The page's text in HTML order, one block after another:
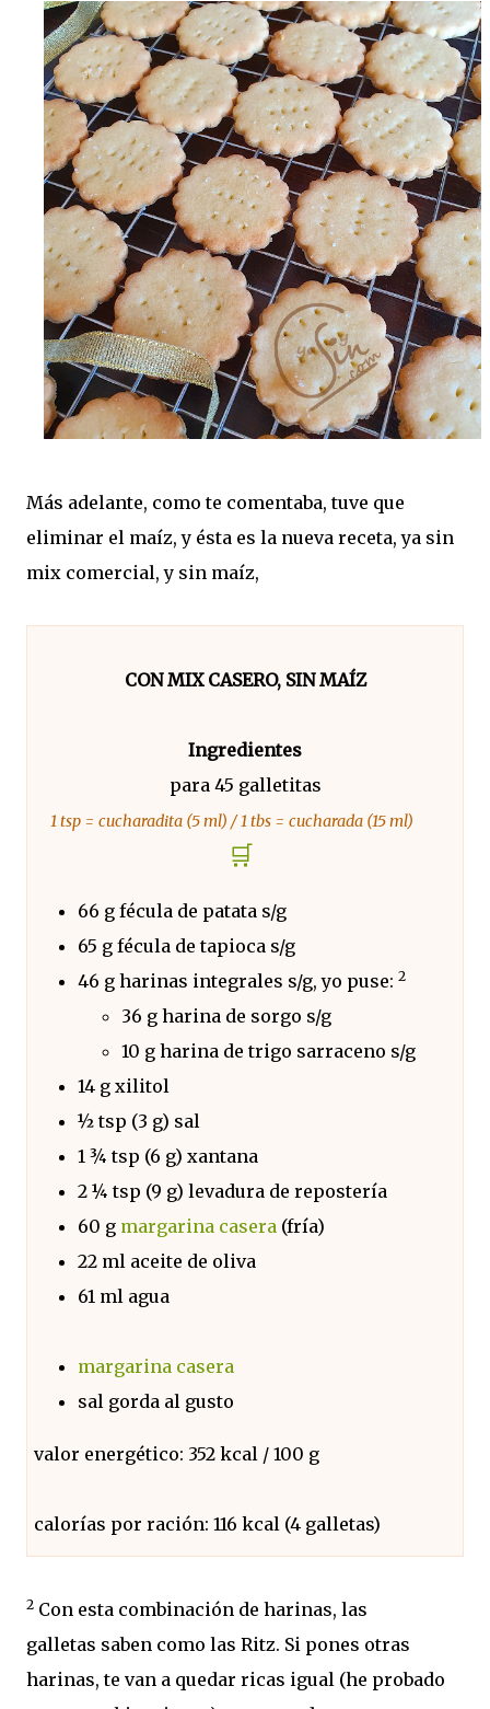
Más adelante, como te comentaba, tuve que
eliminar el maíz, y ésta es la nueva receta, ya sin
mix comercial, y sin maíz,
CON MIX CASERO, SIN MAÍZ
Ingredientes
para 45 galletitas
1 tsp = cucharadita (5 ml) / 1 tbs = cucharada (15 ml)
🛒
66 g fécula de patata s/g
65 g fécula de tapioca s/g
46 g harinas integrales s/g, yo puse: 2
36 g harina de sorgo s/g
10 g harina de trigo sarraceno s/g
14 g xilitol
½ tsp (3 g) sal
1 ¾ tsp (6 g) xantana
2 ¼ tsp (9 g) levadura de repostería
60 g margarina casera(fría)
22 ml aceite de oliva
61 ml agua
margarina casera
sal gorda al gusto
valor energético: 352 kcal / 100 g
calorías por ración: 116 kcal (4 galletas)
2 Con esta combinación de harinas, las
galletas saben como las Ritz. Si pones otras
harinas, te van a quedar ricas igual (he probado